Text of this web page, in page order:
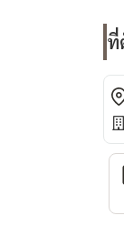
ที่